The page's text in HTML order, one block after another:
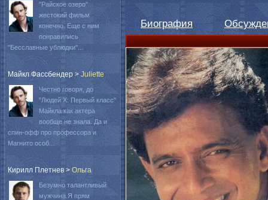
Биография
"Райское озеро"
жестокий фильм
конечно. Еще с ним
понравились
"Бесславные ублюдки"...
Майкл Фассбендер > Juliette
Честно говоря, до
"Людей Х: Первый класс"
Майкла как актера
вообще не знала. Да и
спин-офф про профессора и
Магнито особ...
Кирилл Плетнев > Oльга
Безумно талантливый
мужчина.Я прям